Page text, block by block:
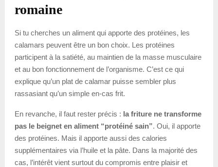
romaine
Si tu cherches un aliment qui apporte des protéines, les
calamars peuvent être un bon choix. Les protéines
participent à la satiété, au maintien de la masse musculaire
et au bon fonctionnement de l’organisme. C’est ce qui
explique qu’un plat de calamar puisse sembler plus
rassasiant qu’un simple en-cas frit.
En revanche, il faut rester précis : la friture ne transforme
pas le beignet en aliment “protéiné sain”. Oui, il apporte
des protéines. Mais il apporte aussi des calories
supplémentaires via l’huile et la pâte. Dans la majorité des
cas, l’intérêt vient surtout du compromis entre plaisir et